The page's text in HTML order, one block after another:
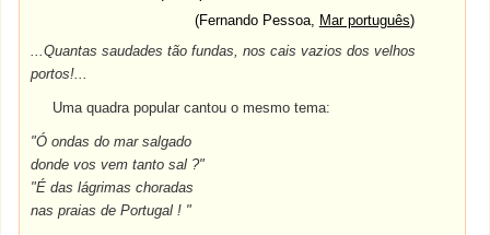
(Fernando Pessoa, Mar português)
...Quantas saudades tão fundas, nos cais vazios dos velhos
portos!...
Uma quadra popular cantou o mesmo tema:
"Ó ondas do mar salgado
donde vos vem tanto sal ?"
"É das lágrimas choradas
nas praias de Portugal ! "